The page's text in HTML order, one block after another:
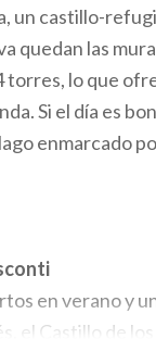
un castillo-
quedan las
torres, lo que
Si el día es
enmarcado
en verano y
el Castillo de